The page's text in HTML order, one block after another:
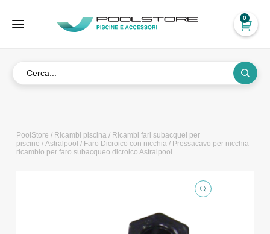
0
PoolStore / Ricambi piscina/ Ricambi fari subacquei per
piscine / Astralpool / Faro Dicroico con nicchia/ Pressacavo per nicchia
ricambio per faro subacqueo dicroico Astralpool